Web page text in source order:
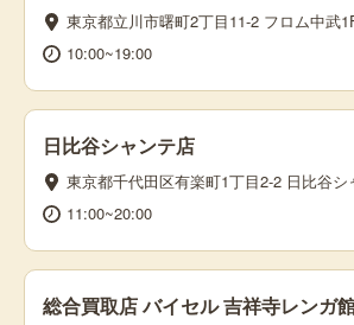
東京都立川市曙町2丁目11-2 フロム中武
10:00~19:00
日比谷シャンテ店
東京都千代田区有楽町1丁目2-2 日比谷シ
11:00~20:00
総合買取店 バイセル 吉祥寺レンガ